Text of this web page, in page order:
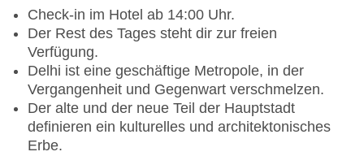
Check-in im Hotel ab 14:00 Uhr.
Der Rest des Tages steht dir zur freien
Verfügung.
Delhi ist eine geschäftige Metropole, in der
Vergangenheit und Gegenwart verschmelzen.
Der alte und der neue Teil der Hauptstadt
definieren ein kulturelles und architektonisches
Erbe.